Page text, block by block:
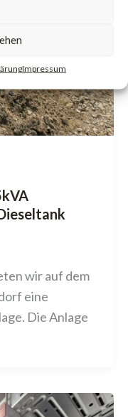
Impressum
wir auf dem
eine
Die Anlage